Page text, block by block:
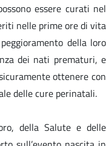
essere curati nel
nelle prime ore di vita
della loro
dei nati prematuri, e
ottenere con
delle cure perinatali.
della Salute e delle